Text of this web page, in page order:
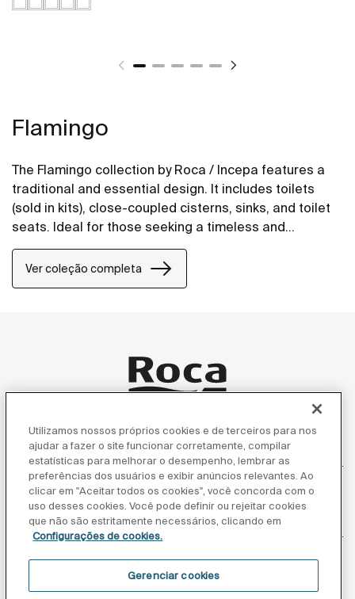
Flamingo
The Flamingo collection by Roca / Incepa features a
traditional and essential design. It includes toilets
(sold in kits), close-coupled cisterns, sinks, and toilet
seats. Ideal for those seeking a timeless and
practical look.
Ver coleção completa
Produtos
Atendimento ao cliente
Sobre nós
Utilizamos nossos próprios cookies e de terceiros para nos
ajudar a fazer o site funcionar corretamente, compilar
estatísticas para melhorar o desempenho, lembrar as
preferências dos usuários e exibir anúncios relevantes. Ao
clicar em "Aceitar todos os cookies", você concorda com o
uso desses cookies. Você pode definir ou rejeitar cookies
que não são estritamente necessários, clicando em
Configurações de cookies.
Gerenciar cookies